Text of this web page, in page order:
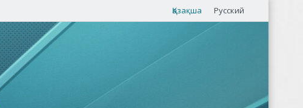
Қазақша Русский